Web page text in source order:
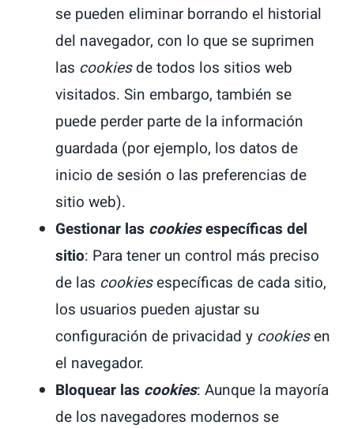
se pueden eliminar borrando el historial
del navegador, con lo que se suprimen
las cookiesde todos los sitios web
visitados. Sin embargo, también se
puede perder parte de la información
guardada (por ejemplo, los datos de
inicio de sesión o las preferencias de
sitio web).
Gestionar las cookiesespecíficas del
sitio: Para tener un control más preciso
de las cookiesespecíficas de cada sitio,
los usuarios pueden ajustar su
configuración de privacidad y cookiesen
el navegador.
Bloquear las cookies: Aunque la mayoría
de los navegadores modernos se